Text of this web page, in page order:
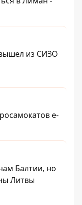
из СИЗО
e-
Балтии, но
Литвы